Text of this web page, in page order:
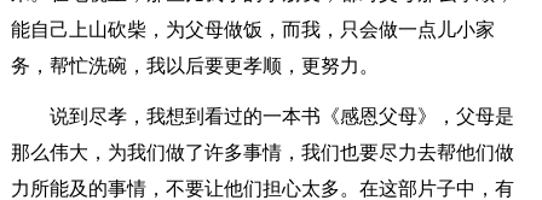
能自己上山砍柴，为父母做饭，而我，只会做一点儿小家
务，帮忙洗碗，我以后要更孝顺，更努力。
说到尽孝，我想到看过的一本书《感恩父母》，父母是
那么伟大，为我们做了许多事情，我们也要尽力去帮他们做
力所能及的事情，不要让他们担心太多。在这部片子中，有